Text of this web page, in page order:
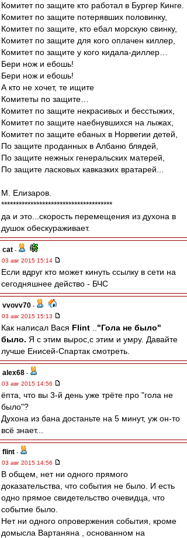
Комитет по защите кто работал в Бургер Кинге.
Комитет по защите потерявших половинку,
Комитет по защите, кто ебал морскую свинку,
Комитет по защите для кого оплачен киллер,
Комитет по защите у кого кидала-диллер…
Бери нож и ебошь!
Бери нож и ебошь!
А кто не хочет, те ищите
Комитеты по защите…
Комитет по защите некрасивых и бесстыжих,
Комитет по защите наебнувшихся на лыжах,
Комитет по защите ебаных в Норвегии детей,
По защите проданных в Албаню блядей,
По защите нежных генеральских матерей,
По защите ласковых кавказких вратарей...
М. Елизаров.
**************************************
да и это...скорость перемещения из духона в
душок обескураживает.
cat -
03 авг 2015 15:14
Если вдруг кто может кинуть ссылку в сети на
сегодняшнее действо - БЧС
vvovv70 -
03 авг 2015 15:13
Как написал Вася Flint
"Гола не было"
было. Я с этим вырос,с этим и умру. Давайте
лучше Енисей-Спартак смотреть.
alex68 -
03 авг 2015 14:56
ёпта, что вы 3-й день уже трёте про "гола не
было"?
Духона из бана достаньте на 5 минут, уж он-то
всё знает...
flint -
03 авг 2015 14:56
В общем, нет ни одного прямого
доказательства, что события не было. И есть
одно прямое свидетельство очевидца, что
событие было.
Нет ни одного опровержения события, кроме
домысла Вартаняна , основанном на